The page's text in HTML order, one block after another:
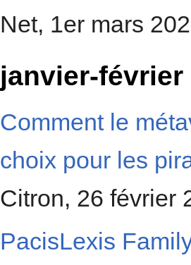
Net, 1er mars
janvier-février
Comment le
choix pour les
Citron, 26 février
PacisLexis